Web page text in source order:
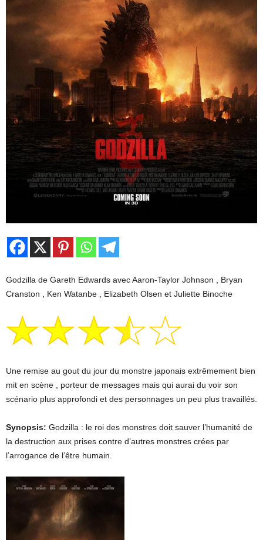
Godzilla de Gareth Edwards avec Aaron-Taylor Johnson , Bryan
Cranston , Ken Watanbe , Elizabeth Olsen et Juliette Binoche
Une remise au gout du jour du monstre japonais extrêmement bien
mit en scène , porteur de messages mais qui aurai du voir son
scénario plus approfondi et des personnages un peu plus travaillés.
Synopsis: Godzilla : le roi des monstres doit sauver l’humanité de
la destruction aux prises contre d’autres monstres crées par
l’arrogance de l’être humain.